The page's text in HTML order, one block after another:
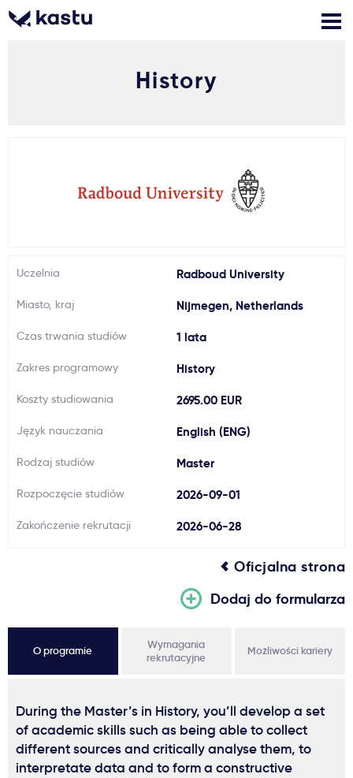
Bezpłatne konsultacje
Gdzie studiować?
Jak aplikować?
Ważne
Usługi
Dlaczego Kastu?
Aktualności
History
Uczelnia Radboud University
Miasto, kraj Nijmegen, Netherlands
Czas trwania studiów 1 lata
Zakres programowy History
Koszty studiowania 2695.00 EUR
Język nauczania English (ENG)
Rodzaj studiów Master
Rozpoczęcie studiów 2026-09-01
Zakończenie rekrutacji 2026-06-28
Oficjalna strona
Dodaj do formularza
O programie
Wymagania
rekrutacyjne
Możliwości kariery
During the Master’s in History, you’ll develop a set
of academic skills such as being able to collect
different sources and critically analyse them, to
interpretate data and to form a constructive